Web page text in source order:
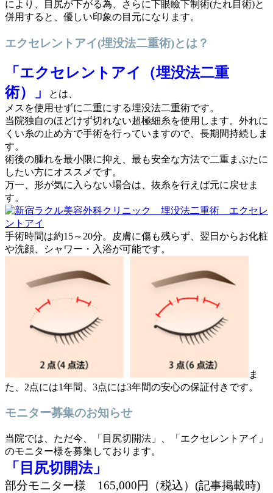
により、目尻が下がる為、さらに下眼瞼下制術(たれ目術)と
併用すると、優しい印象の目元になります。
エクセレントアイ(埋没法二重術)とは？
「エクセレントアイ（埋没法二重
術）」
とは、
メスを使用せずに二重にする埋没法二重術です。
当院独自のほどけず切れない超極細糸を使用します。外れに
くい糸の止め方で手術を行っていますので、長期間持続しま
す。
術後の腫れを最小限に抑え、最も安全な方法で二重まぶたに
したい方にオススメです。
万一、形が気に入らない場合は、抜糸を行えば元に戻せま
す。
手術時間は約15～20分。皮膚に傷も残らず、翌日からお化粧
や洗顔、シャワー・入浴が可能です。
ま
た、2点には1年間、3点には3年間の安心の保証付きです。
モニター募集のお知らせ
当院では、ただ今、「目尻切開法」、「エクセレントアイ」
のモニター様を募集しております。
「目尻切開法」
部分モニター様 165,000円（税込）(記事掲載時)